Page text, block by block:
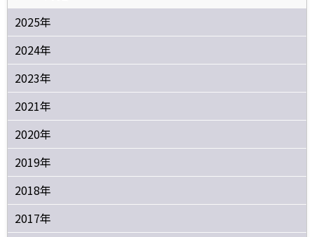
2025年
2024年
2023年
2021年
2020年
2019年
2018年
2017年